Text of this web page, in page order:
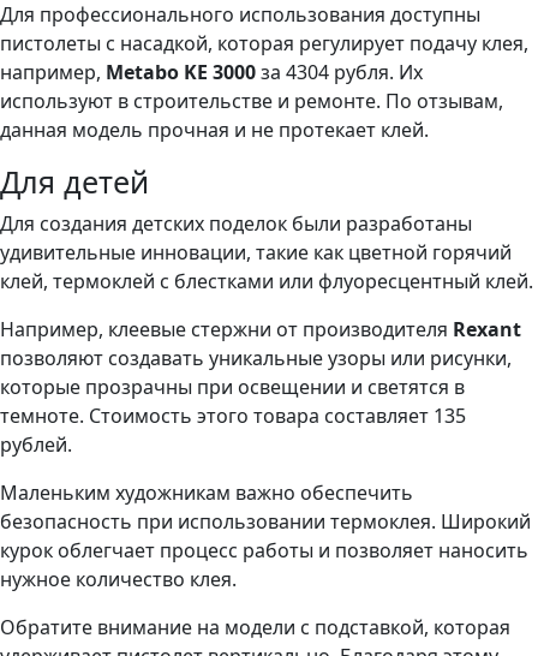
Для профессионального использования доступны
пистолеты с насадкой, которая регулирует подачу клея,
например, Metabo KE 3000за 4304 рубля. Их
используют в строительстве и ремонте. По отзывам,
данная модель прочная и не протекает клей.
Для детей
Для создания детских поделок были разработаны
удивительные инновации, такие как цветной горячий
клей, термоклей с блестками или флуоресцентный клей.
Например, клеевые стержни от производителя Rexant
позволяют создавать уникальные узоры или рисунки,
которые прозрачны при освещении и светятся в
темноте. Стоимость этого товара составляет 135
рублей.
Маленьким художникам важно обеспечить
безопасность при использовании термоклея. Широкий
курок облегчает процесс работы и позволяет наносить
нужное количество клея.
Обратите внимание на модели с подставкой, которая